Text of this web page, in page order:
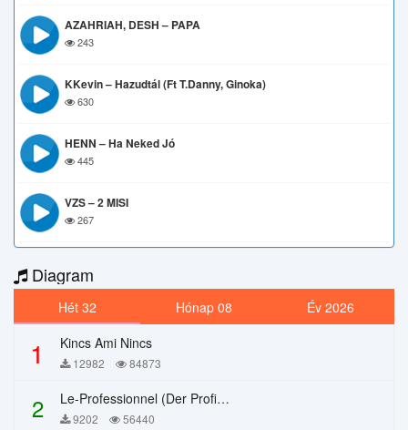
AZAHRIAH, DESH – PAPA
243
KKevin – Hazudtál (ft T.Danny, Ginoka)
630
HENN – Ha Neked Jó
445
VZS – 2 MISI
267
Diagram
Hét 32 Hónap 08 Év 2026
1 Kincs Ami Nincs
12982 84873
2 Le-Professionnel (Der Profi) – Chi Mai
9202 56440